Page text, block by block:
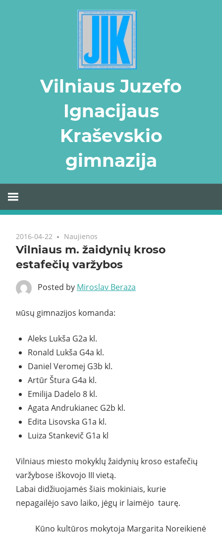
Vilniaus Juzefo
Ignacijaus
Kraševskio
gimnazija
2016-04-22 Naujienos
Vilniaus m. žaidynių kroso
estafečių varžybos
Posted by Miroslav Beraza
Mūsų gimnazijos komanda:
Aleks Lukša G2a kl.
Ronald Lukša G4a kl.
Daniel Veromej G3b kl.
Artūr Štura G4a kl.
Emilija Dadelo 8 kl.
Agata Andrukianec G2b kl.
Edita Lisovska G1a kl.
Luiza Stankevič G1a kl
Vilniaus miesto mokyklų žaidynių kroso estafečių
varžybose iškovojo III vietą.
Labai didžiuojamės šiais mokiniais, kurie
nepagailėjo savo laiko, jėgų ir laimėjo taurę.
Kūno kultūros mokytoja Margarita Noreikienė